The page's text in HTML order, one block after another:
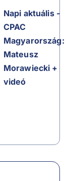
Napi aktuális -
CPAC
Magyarország:
Mateusz
Morawiecki +
videó